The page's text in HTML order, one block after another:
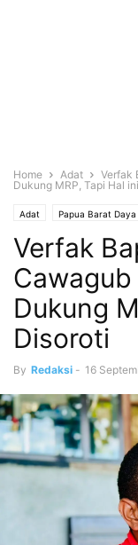
Home Adat
Verfak
Dukung MRP, Tapi Hal
Adat Papua Barat Daya
Verfak
Cawagub
Dukung
Disoroti
By Redaksi - 16